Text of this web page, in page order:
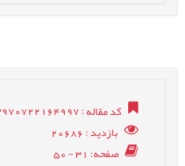
کد مقاله: 13970722164997
بازدید: 20686
صفحه: 31 - 50